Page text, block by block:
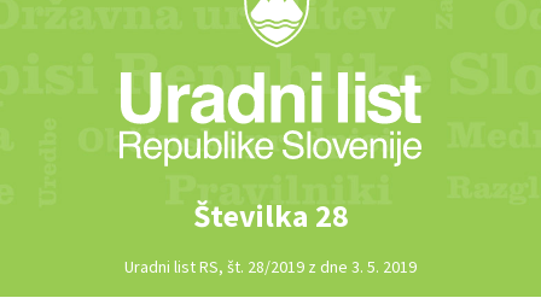
Številka 28
Uradni list RS, št. 28/2019 z dne 3. 5. 2019